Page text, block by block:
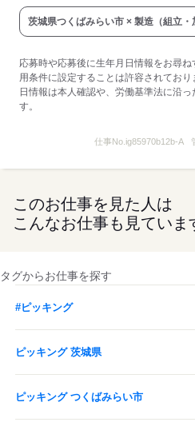
茨城県つくばみらい市 × 製造（組立
応募時や応募後に生年月日情報をお尋
用条件に設定することは許容されてお
日情報は本人確認や、労働基準法に沿
す。
仕事No. ig85970b12b-A
このお仕事を見た人は
こんなお仕事も見ていま
タグからお仕事を探す
#ピッキング
ピッキング 茨城県
ピッキング つくばみらい市